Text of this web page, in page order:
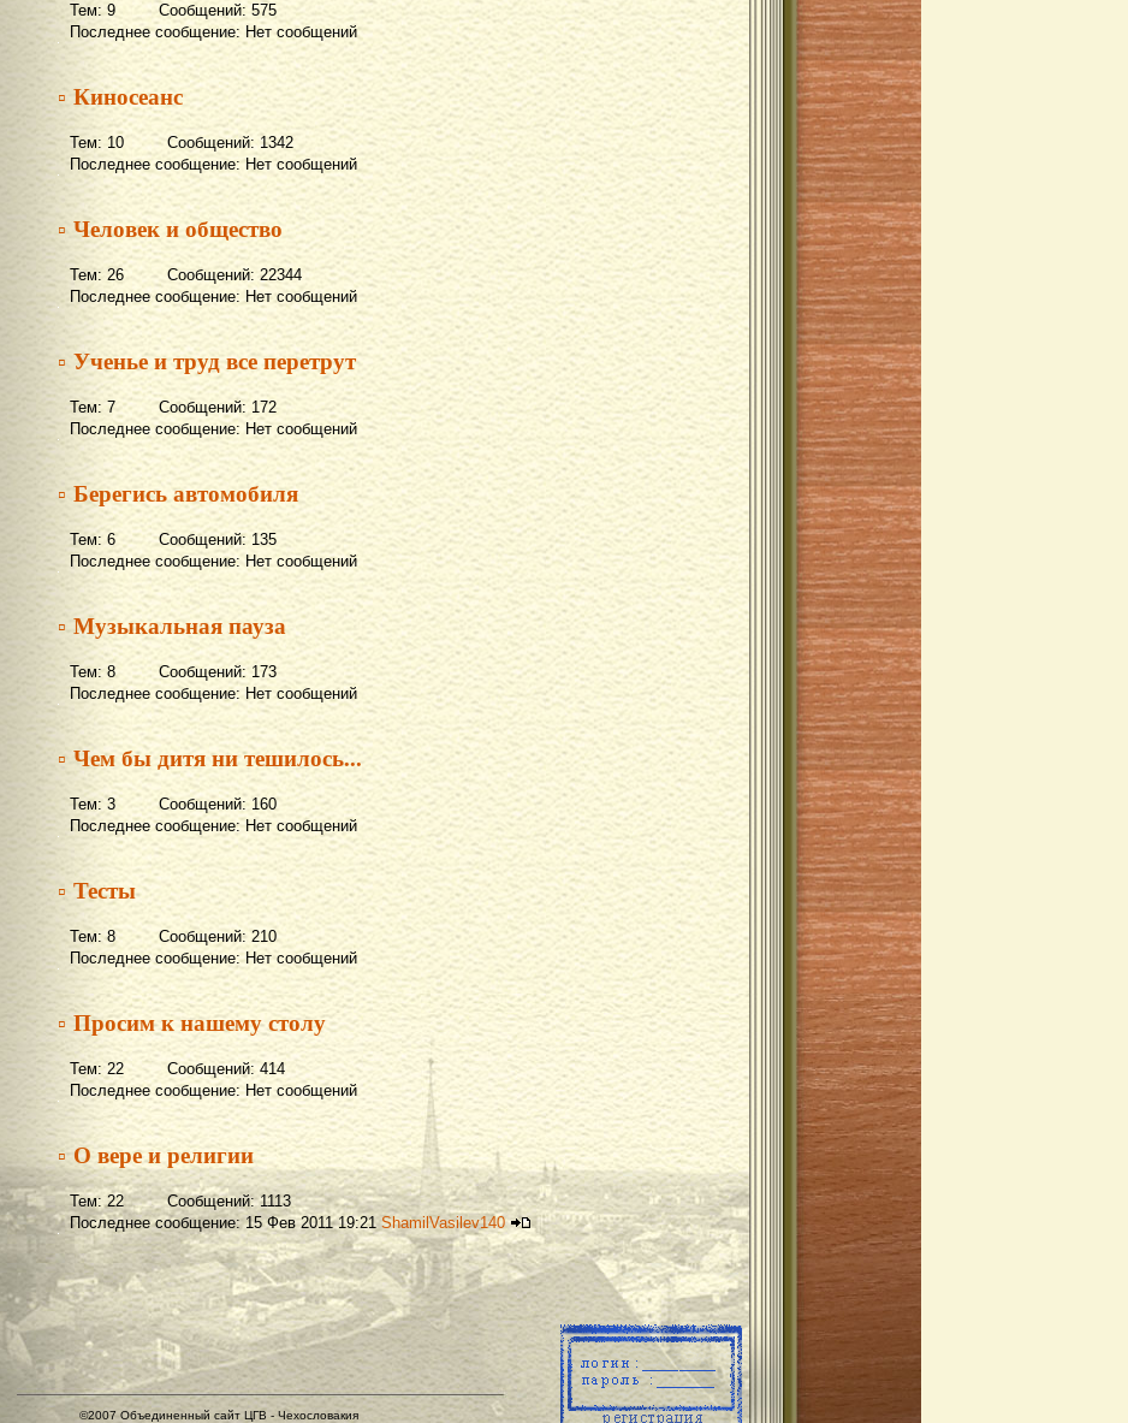
Тем: 9 Сообщений: 575
Последнее сообщение: Нет сообщений
▫ Киносеанс
Тем: 10 Сообщений: 1342
Последнее сообщение: Нет сообщений
▫ Человек и общество
Тем: 26 Сообщений: 22344
Последнее сообщение: Нет сообщений
▫ Ученье и труд все перетрут
Тем: 7 Сообщений: 172
Последнее сообщение: Нет сообщений
▫ Берегись автомобиля
Тем: 6 Сообщений: 135
Последнее сообщение: Нет сообщений
▫ Музыкальная пауза
Тем: 8 Сообщений: 173
Последнее сообщение: Нет сообщений
▫ Чем бы дитя ни тешилось...
Тем: 3 Сообщений: 160
Последнее сообщение: Нет сообщений
▫ Тесты
Тем: 8 Сообщений: 210
Последнее сообщение: Нет сообщений
▫ Просим к нашему столу
Тем: 22 Сообщений: 414
Последнее сообщение: Нет сообщений
▫ О вере и религии
Тем: 22 Сообщений: 1113
Последнее сообщение: 15 Фев 2011 19:21ShamilVasilev140
©2007 Объединенный сайт ЦГВ - Чехословакия